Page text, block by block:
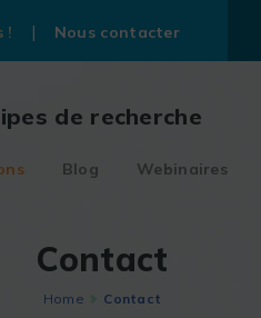
! Nous contacter
de recherche
Blog Webinaires
Contact
Home Contact